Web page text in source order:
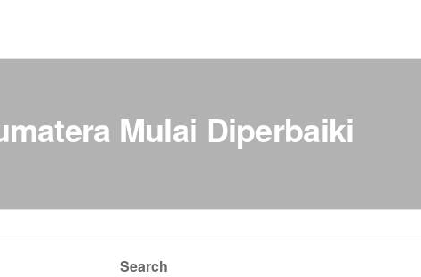
Mulai Diperbaiki
Search